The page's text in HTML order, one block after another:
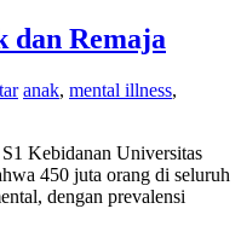
dan Remaja
anak, mental illness,
Kebidanan Universitas
450 juta orang di seluruh
dengan prevalensi